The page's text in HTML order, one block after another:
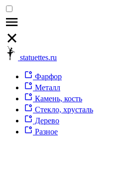
statuettes.ru
Фарфор
Металл
Камень, кость
Стекло, хрусталь
Дерево
Разное